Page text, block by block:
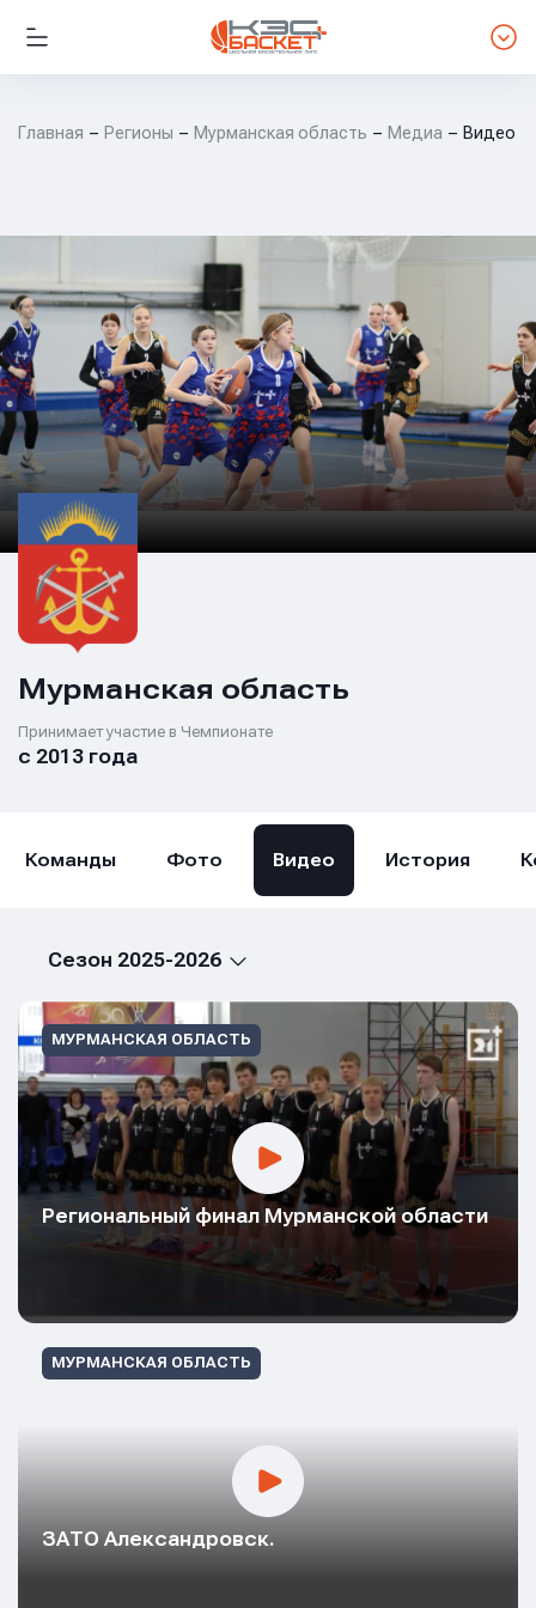
Главная Регионы Мурманская область Медиа Видео
Мурманская область
Принимает участие в Чемпионате
с 2013 года
Команды Фото Видео История
Сезон 2025-2026
МУРМАНСКАЯ ОБЛАСТЬ
Региональный финал Мурманской области
МУРМАНСКАЯ ОБЛАСТЬ
ЗАТО Александровск.
E-mail
E-mail
E-mail